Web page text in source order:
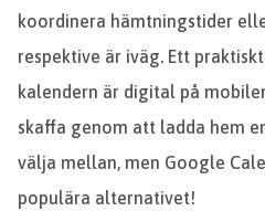
koordinera hämtningstider
respektive är iväg. Ett
kalendern är digital på
skaffa genom att ladda hem
välja mellan, men Google
populära alternativet!